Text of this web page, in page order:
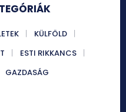
KÜLFÖLD
ESTI RIKKANCS
GAZDASÁG